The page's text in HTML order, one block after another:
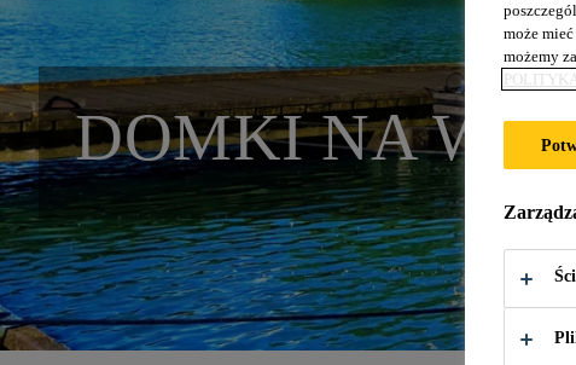
DOMKI NA
może
możemy